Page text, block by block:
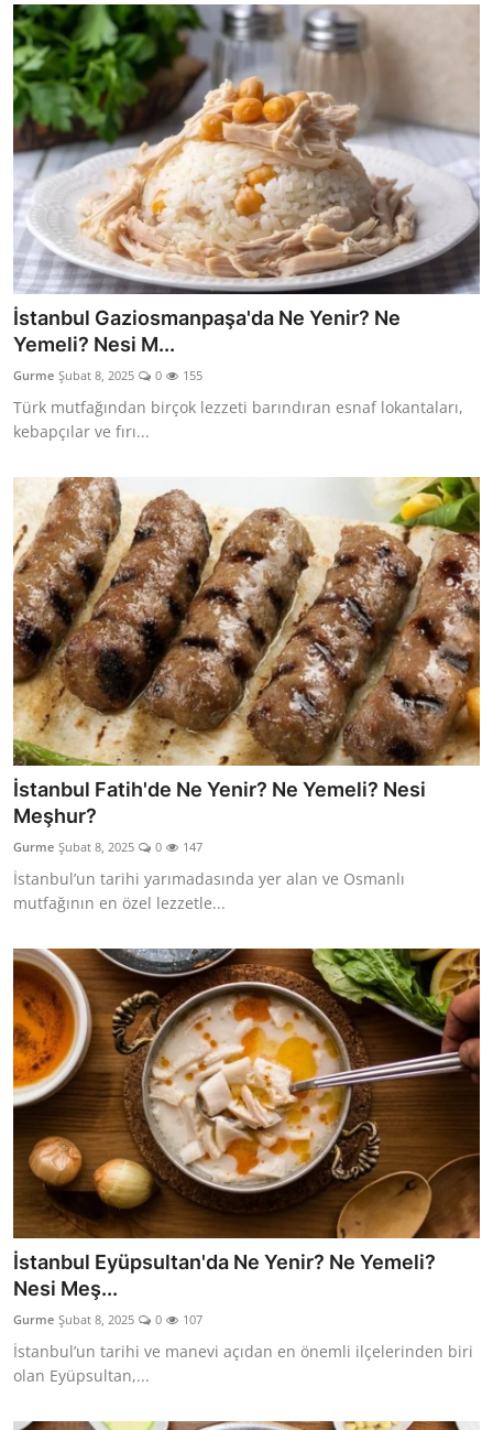
İstanbul Gaziosmanpaşa'da Ne Yenir? Ne
Yemeli? Nesi M...
Gurme Şubat 8, 2025 0 155
Türk mutfağından birçok lezzeti barındıran esnaf lokantaları,
kebapçılar ve fırı...
İstanbul Fatih'de Ne Yenir? Ne Yemeli? Nesi
Meşhur?
Gurme Şubat 8, 2025 0 147
İstanbul’un tarihi yarımadasında yer alan ve Osmanlı
mutfağının en özel lezzetle...
İstanbul Eyüpsultan'da Ne Yenir? Ne Yemeli?
Nesi Meş...
Gurme Şubat 8, 2025 0 107
İstanbul’un tarihi ve manevi açıdan en önemli ilçelerinden biri
olan Eyüpsultan,...